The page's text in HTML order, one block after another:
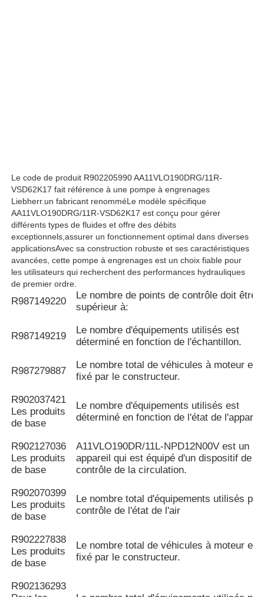
Pompe hydraulique de Vickers
Valve hydraulique Rexroth
Accessoires pour filtres Rexroth
Valve hydraulique YUKEN
Pompe hydraulique de Yuken
Le code de produit R902205990 AA11VLO190DRG/11R-
VSD62K17 fait référence à une pompe à engrenages
Liebherr.un fabricant renomméLe modèle spécifique
AA11VLO190DRG/11R-VSD62K17 est conçu pour gérer
différents types de fluides et offre des débits
exceptionnels,assurer un fonctionnement optimal dans diverses
applicationsAvec sa construction robuste et ses caractéristiques
avancées, cette pompe à engrenages est un choix fiable pour
les utilisateurs qui recherchent des performances hydrauliques
de premier ordre.
R987149220
Le nombre de points de contrôle doit être
supérieur à:
R987149219
Le nombre d'équipements utilisés est
déterminé en fonction de l'échantillon.
R987279887
Le nombre total de véhicules à moteur est
fixé par le constructeur.
R902037421
Les produits
de base
Le nombre d'équipements utilisés est
déterminé en fonction de l'état de
R902127036
Les produits
de base
A11VLO190DR/11L-NPD12N00V est un
appareil qui est équipé d'un dispositif de
contrôle de la circulation.
R902070399
Les produits
de base
Le nombre total d'équipements utilisés
contrôle de l'état de l'air
R902227838
Les produits
de base
Le nombre total de véhicules à moteur est
fixé par le constructeur.
R902136293